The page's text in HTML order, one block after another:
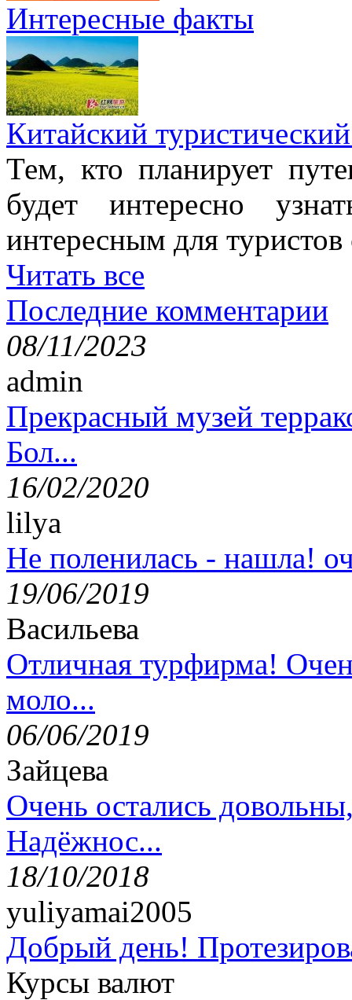
Интересные факты
Китайский
Тем, кто планирует
будет интересно
интересным для
Читать все
Последние комментарии
08/11/2023
admin
Прекрасный музей
Бол...
16/02/2020
lilya
Не поленилась - нашла!
19/06/2019
Васильева
Отличная турфирма!
моло...
06/06/2019
Зайцева
Очень остались
Надёжнос...
18/10/2018
yuliyamai2005
Добрый день!
Курсы валют